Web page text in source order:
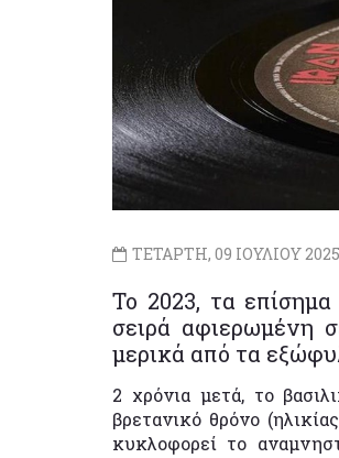
ΤΕΤΑΡΤΗ, 09 ΙΟΥΛΙΟΥ 2025
Το 2023, τα
σειρά αφιερωμένη
μερικά από τα
2 χρόνια μετά, το
βρετανικό θρόνο
κυκλοφορεί το